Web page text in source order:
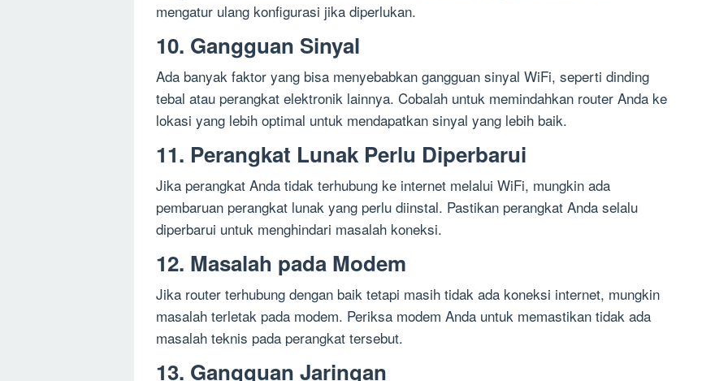
mengatur ulang konfigurasi jika diperlukan.
10. Gangguan Sinyal
Ada banyak faktor yang bisa menyebabkan gangguan sinyal WiFi, seperti dinding
tebal atau perangkat elektronik lainnya. Cobalah untuk memindahkan router Anda ke
lokasi yang lebih optimal untuk mendapatkan sinyal yang lebih baik.
11. Perangkat Lunak Perlu Diperbarui
Jika perangkat Anda tidak terhubung ke internet melalui WiFi, mungkin ada
pembaruan perangkat lunak yang perlu diinstal. Pastikan perangkat Anda selalu
diperbarui untuk menghindari masalah koneksi.
12. Masalah pada Modem
Jika router terhubung dengan baik tetapi masih tidak ada koneksi internet, mungkin
masalah terletak pada modem. Periksa modem Anda untuk memastikan tidak ada
masalah teknis pada perangkat tersebut.
13. Gangguan Jaringan